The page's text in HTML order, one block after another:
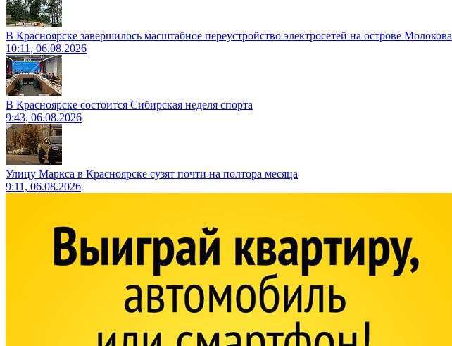
В Красноярске завершилось масштабное переустройство электросетей на острове Молокова
10:11, 06.08.2026
В Красноярске состоится Сибирская неделя спорта
9:43, 06.08.2026
Улицу Маркса в Красноярске сузят почти на полтора месяца
9:11, 06.08.2026